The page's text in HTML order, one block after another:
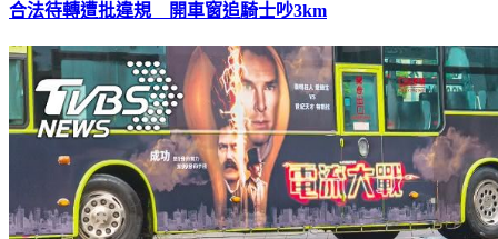
合法待轉遭批違規 開車窗追騎士吵3km